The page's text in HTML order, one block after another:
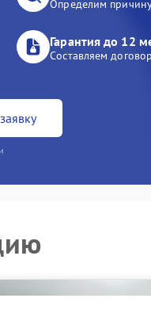
Определим
Гарантия до 12
Составляем